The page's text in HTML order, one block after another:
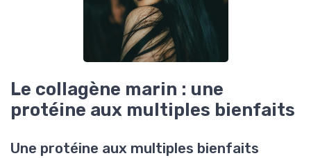
Le collagène marin : une
protéine aux multiples bienfaits
Une protéine aux multiples bienfaits